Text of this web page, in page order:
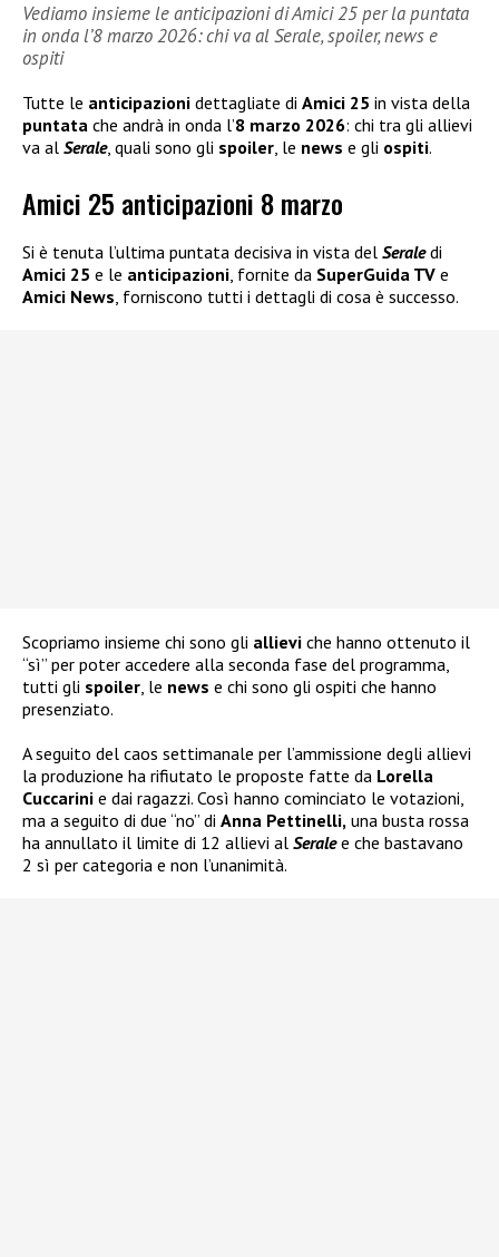
Vediamo insieme le anticipazioni di Amici 25 per la puntata
in onda l’8 marzo 2026: chi va al Serale, spoiler, news e
ospiti
Tutte le anticipazioni dettagliate di Amici 25 in vista della
puntata che andrà in onda l’8 marzo 2026: chi tra gli allievi
va al Serale, quali sono gli spoiler, le news e gli ospiti.
Amici 25 anticipazioni 8 marzo
Si è tenuta l’ultima puntata decisiva in vista del Seraledi
Amici 25 e le anticipazioni, fornite da SuperGuida TV e
Amici News, forniscono tutti i dettagli di cosa è successo.
Scopriamo insieme chi sono gli allievi che hanno ottenuto il
“sì” per poter accedere alla seconda fase del programma,
tutti gli spoiler, le news e chi sono gli ospiti che hanno
presenziato.
A seguito del caos settimanale per l’ammissione degli allievi
la produzione ha rifiutato le proposte fatte da Lorella
Cuccarini e dai ragazzi. Così hanno cominciato le votazioni,
ma a seguito di due “no” di Anna Pettinelli, una busta rossa
ha annullato il limite di 12 allievi al Seralee che bastavano
2 sì per categoria e non l’unanimità.